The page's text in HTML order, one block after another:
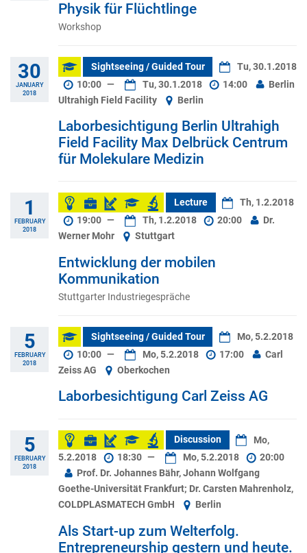
Physik für Flüchtlinge
Workshop
30
JANUARY
2018
Sightseeing / Guided Tour
Tu, 30.1.2018
10:00 — Tu, 30.1.2018 14:00
Berlin
Ultrahigh Field Facility
Berlin
Laborbesichtigung Berlin Ultrahigh
Field Facility Max Delbrück Centrum
für Molekulare Medizin
1
FEBRUARY
2018
Lecture
Th, 1.2.2018
19:00 — Th, 1.2.2018 20:00
Dr.
Werner Mohr
Stuttgart
Entwicklung der mobilen
Kommunikation
Stuttgarter Industriegespräche
5
FEBRUARY
2018
Sightseeing / Guided Tour
Mo, 5.2.2018
10:00 — Mo, 5.2.2018 17:00
Carl
Zeiss AG
Oberkochen
Laborbesichtigung Carl Zeiss AG
5
FEBRUARY
2018
Discussion
Mo,
5.2.2018
18:30 — Mo, 5.2.2018
20:00
Prof. Dr. Johannes Bähr, Johann Wolfgang
Goethe-Universität Frankfurt; Dr. Carsten Mahrenholz,
COLDPLASMATECH GmbH
Berlin
Als Start-up zum Welterfolg.
Entrepreneurship gestern und heute.